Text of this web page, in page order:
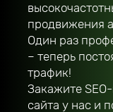
продвижения
Один раз
– теперь
трафик!
Закажите
сайта у нас и